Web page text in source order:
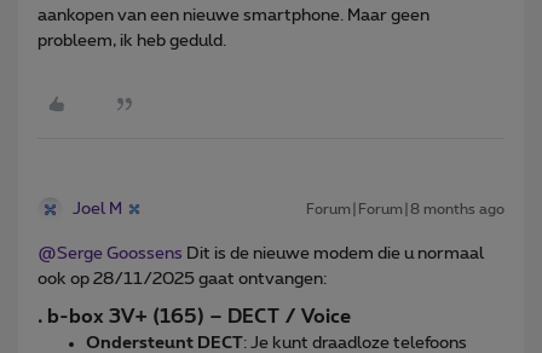
aankopen van een nieuwe smartphone. Maar geen
probleem, ik heb geduld.
Joel M Forum|Forum|8 months ago
@Serge Goossens Dit is de nieuwe modem die u normaal
ook op 28/11/2025 gaat ontvangen:
. b-box 3V+ (165) – DECT / Voice
Ondersteunt DECT: Je kunt draadloze telefoons